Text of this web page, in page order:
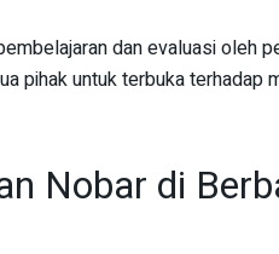
dan evaluasi oleh
pihak untuk terbuka terhadap
Nobar di